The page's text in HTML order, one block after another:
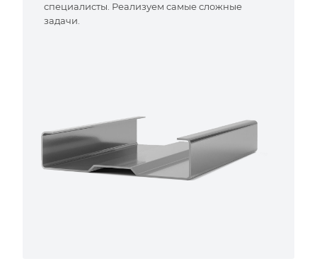
специалисты. Реализуем самые сложные
задачи.